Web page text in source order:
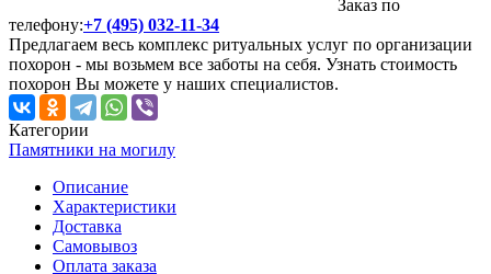
Заказ по
телефону:+7 (495) 032-11-34
Предлагаем весь комплекс ритуальных услуг по организации
похорон - мы возьмем все заботы на себя. Узнать стоимость
похорон Вы можете у наших специалистов.
Категории
Памятники на могилу
Описание
Характеристики
Доставка
Самовывоз
Оплата заказа